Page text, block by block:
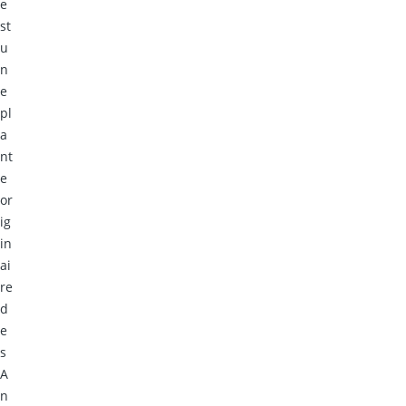
e
st
u
n
e
pl
a
nt
e
or
ig
in
ai
re
d
e
s
A
n